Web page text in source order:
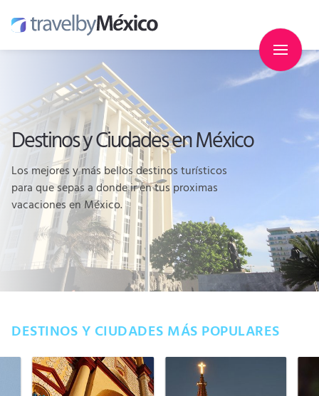
Destinos y Ciudades en México
Los mejores y más bellos destinos turísticos
para que sepas a donde ir en tus proximas
vacaciones en México.
DESTINOS Y CIUDADES MÁS POPULARES